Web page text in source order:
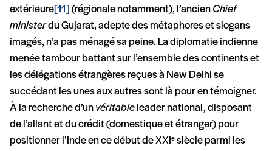
extérieure[11] (régionale notamment), l’ancien Chief
ministerdu Gujarat, adepte des métaphores et slogans
imagés, n’a pas ménagé sa peine. La diplomatie indienne
menée tambour battant sur l’ensemble des continents et
les délégations étrangères reçues à New Delhi se
succédant les unes aux autres sont là pour en témoigner.
À la recherche d’un véritable leader national, disposant
de l’allant et du crédit (domestique et étranger) pour
positionner l’Inde en ce début de XXIe siècle parmi les